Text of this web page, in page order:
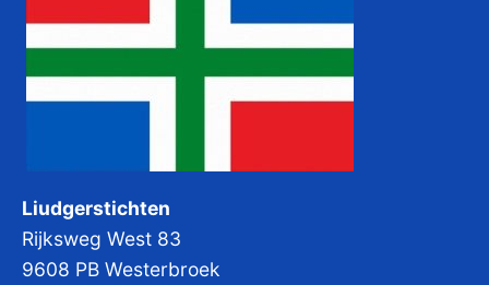
Liudgerstichten
Rijksweg West 83
9608 PB Westerbroek